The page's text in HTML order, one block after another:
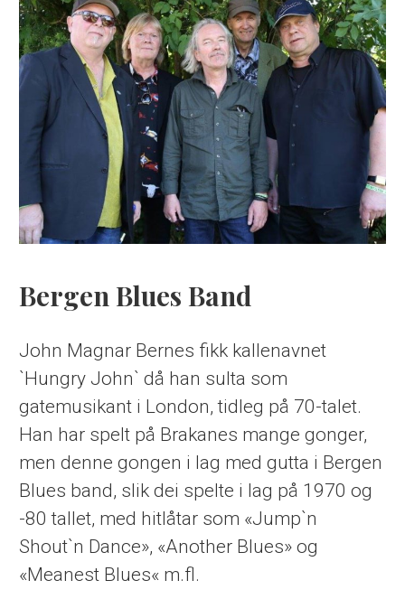
Bergen Blues Band
John Magnar Bernes fikk kallenavnet
`Hungry John` då han sulta som
gatemusikant i London, tidleg på 70-talet.
Han har spelt på Brakanes mange gonger,
men denne gongen i lag med gutta i Bergen
Blues band, slik dei spelte i lag på 1970 og
-80 tallet, med hitlåtar som «Jump`n
Shout`n Dance», «Another Blues» og
«Meanest Blues« m.fl.